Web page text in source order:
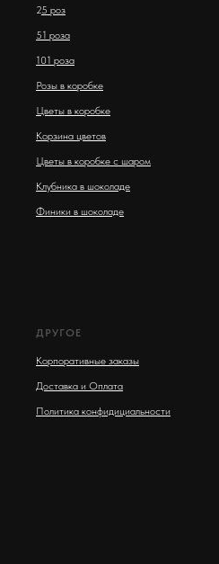
25 роз
51 роза
101 роза
Розы в коробке
Цветы в коробке
Корзина цветов
Цветы в коробке с шаром
Клубника в шоколаде
Финики в шоколаде
ДРУГОЕ
Корпоративные заказы
Доставка и Оплата
Политика конфидициальности